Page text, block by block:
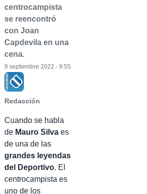
centrocampista
se reencontró
con Joan
Capdevila en una
cena.
Redacción
9 septiembre 2022 - 9:55
Cuando se habla
de Mauro Silva es
de una de las
grandes leyendas
del Deportivo. El
centrocampista es
uno de los